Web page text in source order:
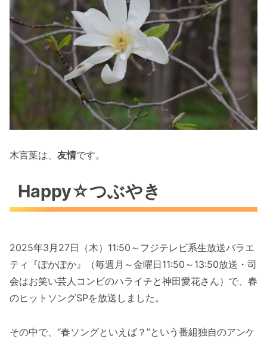
木言葉は、 友情です。
Happy☆つぶやき
2025年3月27日（木）11:50～フジテレビ系生放送バラエ
ティ『ぽかぽか』（毎週月～金曜日11:50～13:50放送・司
会はお笑い芸人コンビのハライチと神田愛花さん）で、春
のヒットソングSPを放送しました。
その中で、“春ソングといえば？”という番組独自のアンケ